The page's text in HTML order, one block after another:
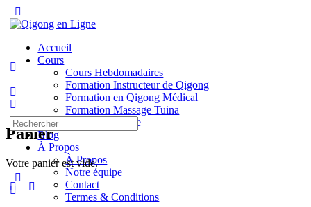
Side
Accueil
Cours
Cours Hebdomadaires
Formation Instructeur de Qigong
Formation en Qigong Médical
Formation Massage Tuina
Voyage en Chine
Blog
À Propos
À Propos
Notre équipe
Contact
Termes & Conditions
Panier
Votre panier est vide.
Recherche
pour: